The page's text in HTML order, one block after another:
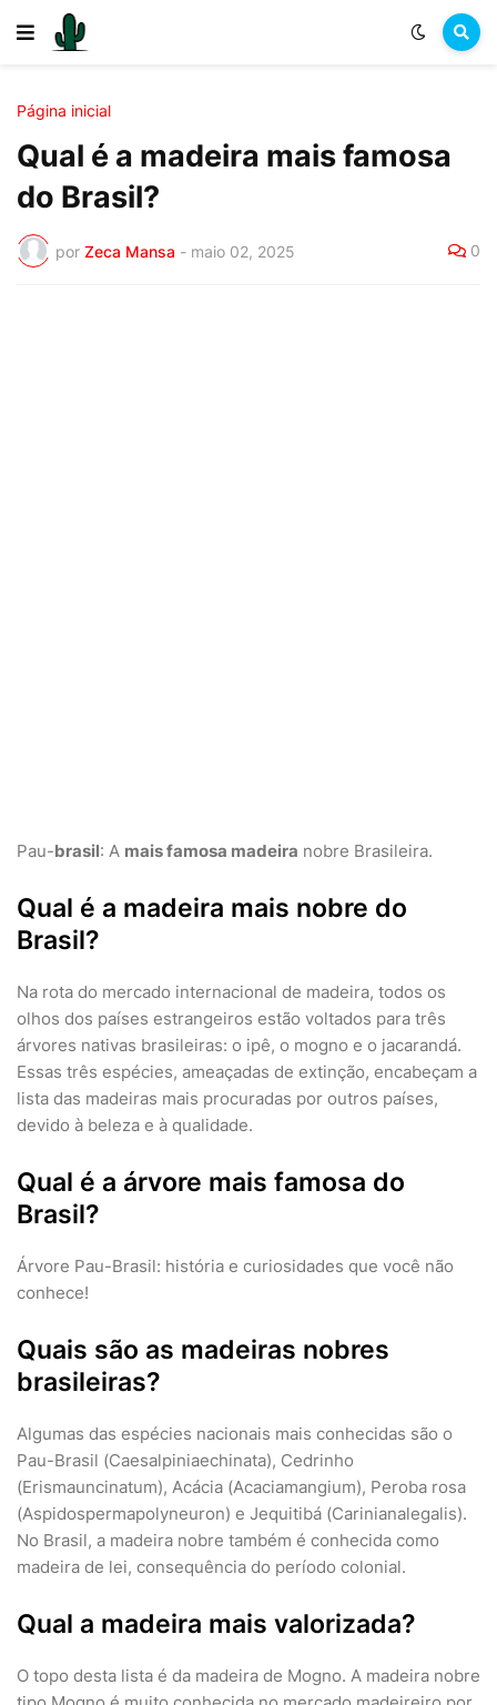
Página inicial
Qual é a madeira mais famosa
do Brasil?
por Zeca Mansa - maio 02, 2025 0
Pau-brasil: A mais famosa madeira nobre Brasileira.
Qual é a madeira mais nobre do
Brasil?
Na rota do mercado internacional de madeira, todos os
olhos dos países estrangeiros estão voltados para três
árvores nativas brasileiras: o ipê, o mogno e o jacarandá.
Essas três espécies, ameaçadas de extinção, encabeçam a
lista das madeiras mais procuradas por outros países,
devido à beleza e à qualidade.
Qual é a árvore mais famosa do
Brasil?
Árvore Pau-Brasil: história e curiosidades que você não
conhece!
Quais são as madeiras nobres
brasileiras?
Algumas das espécies nacionais mais conhecidas são o
Pau-Brasil (Caesalpiniaechinata), Cedrinho
(Erismauncinatum), Acácia (Acaciamangium), Peroba rosa
(Aspidospermapolyneuron) e Jequitibá (Carinianalegalis).
No Brasil, a madeira nobre também é conhecida como
madeira de lei, consequência do período colonial.
Qual a madeira mais valorizada?
O topo desta lista é da madeira de Mogno. A madeira nobre